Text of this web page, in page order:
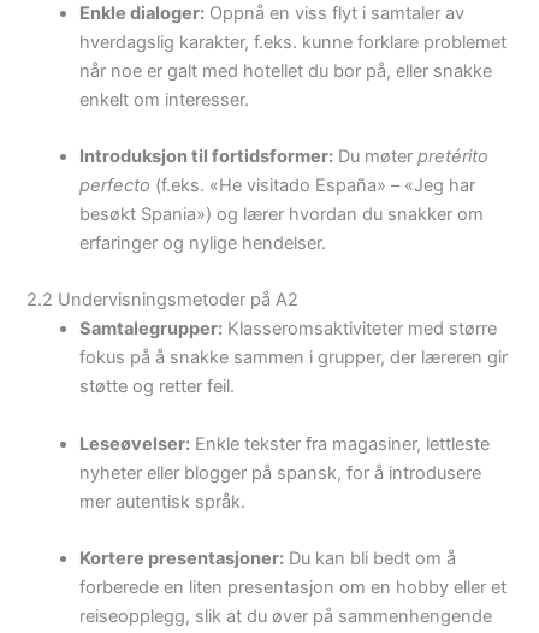
Enkle dialoger: Oppnå en viss flyt i samtaler av
hverdagslig karakter, f.eks. kunne forklare problemet
når noe er galt med hotellet du bor på, eller snakke
enkelt om interesser.
Introduksjon til fortidsformer: Du møterpretérito
perfecto (f.eks. «He visitado España» – «Jeg har
besøkt Spania») og lærer hvordan du snakker om
erfaringer og nylige hendelser.
2.2 Undervisningsmetoder på A2
Samtalegrupper: Klasseromsaktiviteter med større
fokus på å snakke sammen i grupper, der læreren gir
støtte og retter feil.
Leseøvelser: Enkle tekster fra magasiner, lettleste
nyheter eller blogger på spansk, for å introdusere
mer autentisk språk.
Kortere presentasjoner: Du kan bli bedt om å
forberede en liten presentasjon om en hobby eller et
reiseopplegg, slik at du øver på sammenhengende